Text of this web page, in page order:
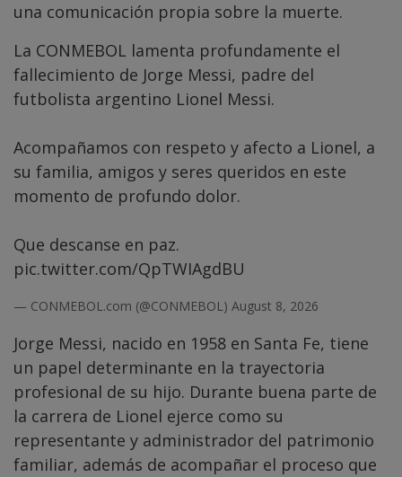
una comunicación propia sobre la muerte.
La CONMEBOL lamenta profundamente el
fallecimiento de Jorge Messi, padre del
futbolista argentino Lionel Messi.
Acompañamos con respeto y afecto a Lionel, a
su familia, amigos y seres queridos en este
momento de profundo dolor.
Que descanse en paz.
pic.twitter.com/QpTWIAgdBU
— CONMEBOL.com (@CONMEBOL) August 8, 2026
Jorge Messi, nacido en 1958 en Santa Fe, tiene
un papel determinante en la trayectoria
profesional de su hijo. Durante buena parte de
la carrera de Lionel ejerce como su
representante y administrador del patrimonio
familiar, además de acompañar el proceso que